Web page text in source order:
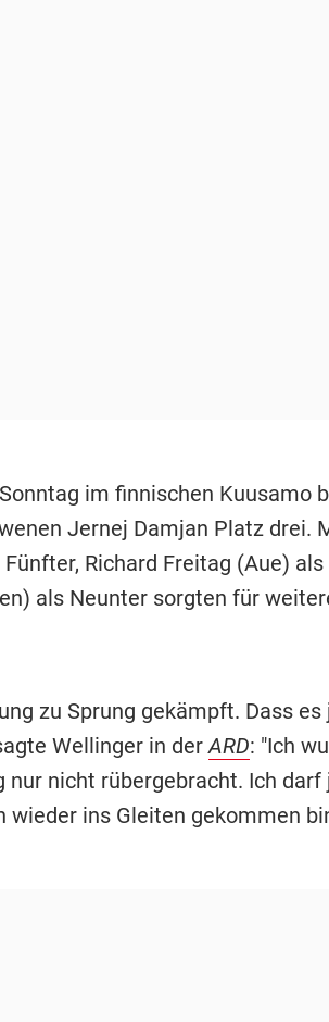
im finnischen Kuusamo
Jernej Damjan Platz drei.
Richard Freitag (Aue)
als Neunter sorgten für
zu Sprung gekämpft. Dass
Wellinger in der ARD: "Ich
nur nicht rübergebracht. Ich
wieder ins Gleiten gekommen